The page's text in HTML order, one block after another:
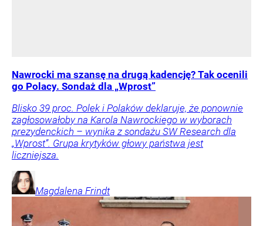
Nawrocki ma szansę na drugą kadencję? Tak ocenili
go Polacy. Sondaż dla „Wprost”
Blisko 39 proc. Polek i Polaków deklaruje, że ponownie
zagłosowałoby na Karola Nawrockiego w wyborach
prezydenckich – wynika z sondażu SW Research dla
„Wprost”. Grupa krytyków głowy państwa jest
liczniejsza.
Magdalena Frindt